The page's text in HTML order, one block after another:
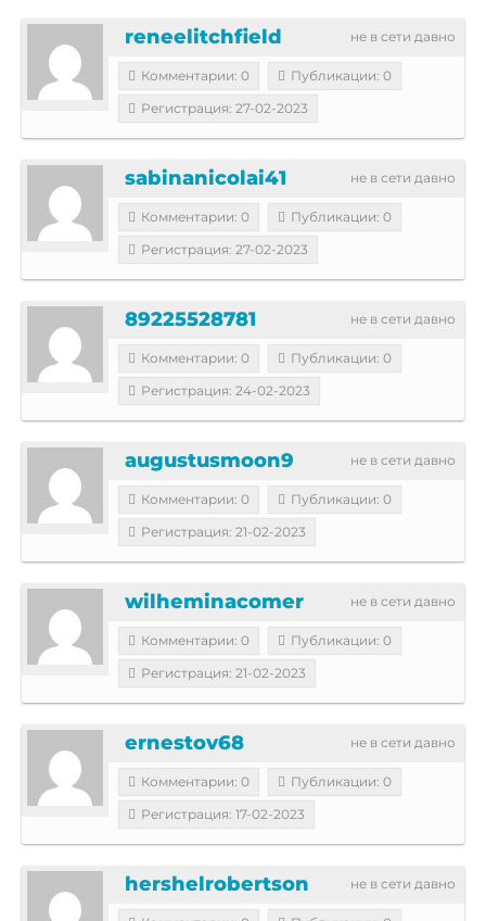
не в сети давно
reneelitchfield
Комментарии: 0
Публикации: 0
Регистрация: 27-02-2023
не в сети давно
sabinanicolai41
Комментарии: 0
Публикации: 0
Регистрация: 27-02-2023
не в сети давно
89225528781
Комментарии: 0
Публикации: 0
Регистрация: 24-02-2023
не в сети давно
augustusmoon9
Комментарии: 0
Публикации: 0
Регистрация: 21-02-2023
не в сети давно
wilheminacomer
Комментарии: 0
Публикации: 0
Регистрация: 21-02-2023
не в сети давно
ernestov68
Комментарии: 0
Публикации: 0
Регистрация: 17-02-2023
не в сети давно
hershelrobertson